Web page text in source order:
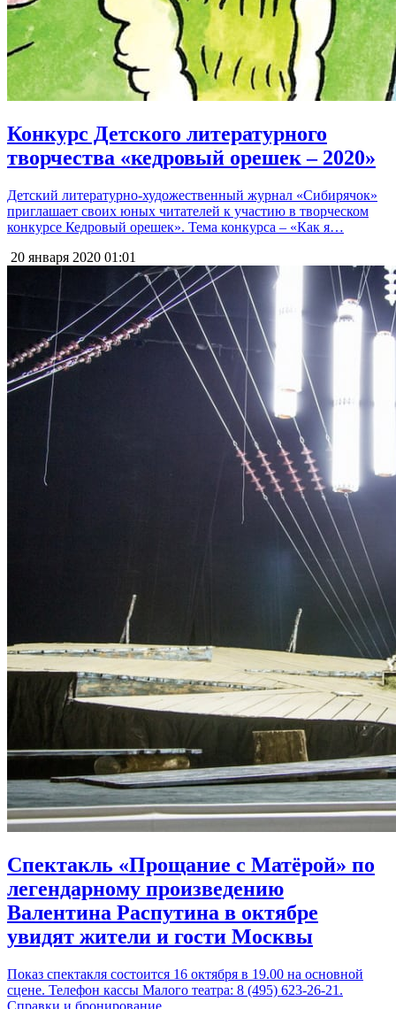
Конкурс Детского литературного
творчества «кедровый орешек – 2020»
Детский литературно-художественный журнал «Сибирячок»
приглашает своих юных читателей к участию в творческом
конкурсе Кедровый орешек». Тема конкурса – «Как я…
20 января 2020 01:01
Спектакль «Прощание с Матёрой» по
легендарному произведению
Валентина Распутина в октябре
увидят жители и гости Москвы
Показ спектакля состоится 16 октября в 19.00 на основной
сцене. Телефон кассы Малого театра: 8 (495) 623-26-21.
Справки и бронирование…